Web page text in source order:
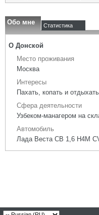
Обо мне Статистика
О Донской
Место проживания
Москва
Интересы
Пахать, копать и
Сфера деятельности
Узбеком-манагером на
Автомобиль
Лада Веста СВ 1,6 H4M